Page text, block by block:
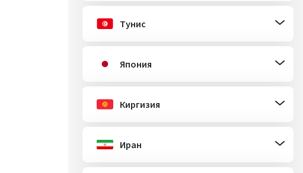
Тунис
Япония
Киргизия
Иран